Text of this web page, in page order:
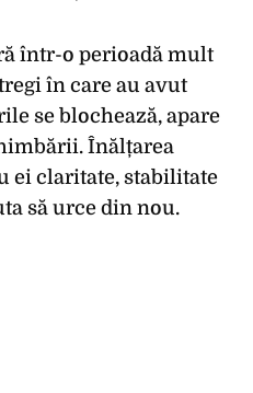
într-o perioadă mult
în care au avut
se blochează, apare
Înălțarea
ei claritate, stabilitate
să urce din nou.